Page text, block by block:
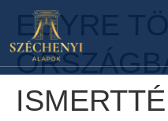
EGYRE